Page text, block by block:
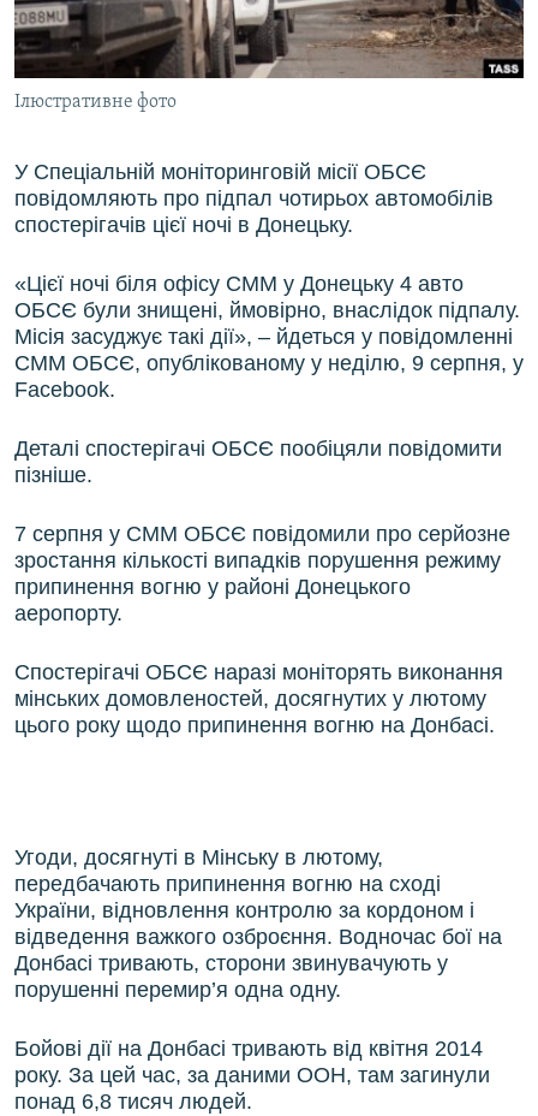
ВІДЕОУРОКИ «ELIFBE»
СВІДЧЕННЯ ОКУПАЦІЇ
УКРАЇНСЬКА ПРОБЛЕМА КРИМУ
Русский
Qırımtatar
Ілюстративне фото
У Спеціальній моніторинговій місії ОБСЄ
повідомляють про підпал чотирьох автомобілів
спостерігачів цієї ночі в Донецьку.
«Цієї ночі біля офісу СММ у Донецьку 4 авто
ОБСЄ були знищені, ймовірно, внаслідок підпалу.
Місія засуджує такі дії», – йдеться у повідомленні
СММ ОБСЄ, опублікованому у неділю, 9 серпня, у
Facebook.
Деталі спостерігачі ОБСЄ пообіцяли повідомити
пізніше.
7 серпня у СММ ОБСЄ повідомили про серйозне
зростання кількості випадків порушення режиму
припинення вогню у районі Донецького
аеропорту.
Спостерігачі ОБСЄ наразі моніторять виконання
мінських домовленостей, досягнутих у лютому
цього року щодо припинення вогню на Донбасі.
Угоди, досягнуті в Мінську в лютому,
передбачають припинення вогню на сході
України, відновлення контролю за кордоном і
відведення важкого озброєння. Водночас бої на
Донбасі тривають, сторони звинувачують у
порушенні перемир’я одна одну.
Бойові дії на Донбасі тривають від квітня 2014
року. За цей час, за даними ООН, там загинули
понад 6,8 тисяч людей.